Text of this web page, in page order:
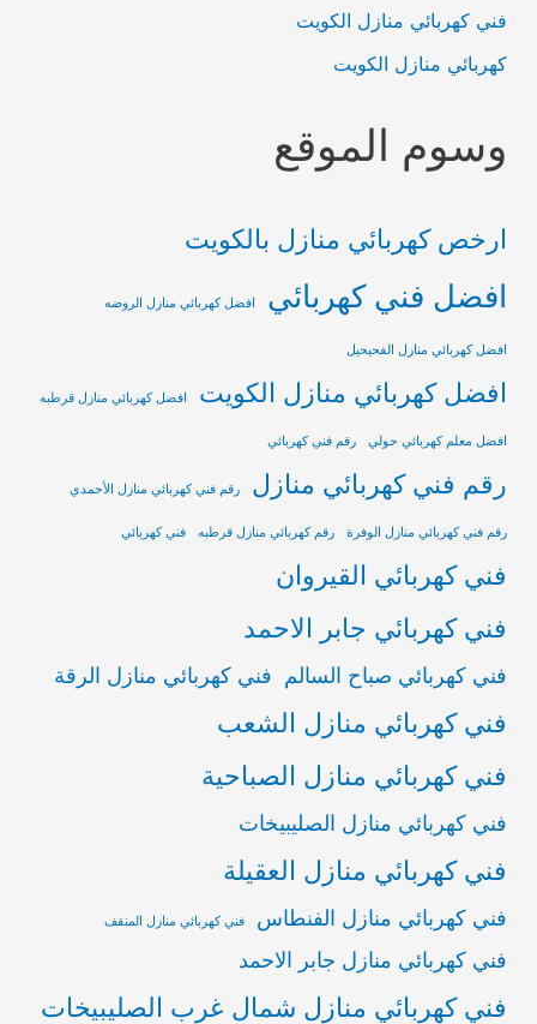
فني كهربائي منازل الكويت
كهربائي منازل الكويت
وسوم الموقع
ارخص كهربائي منازل بالكويت
افضل فني كهربائي افضل كهربائي منازل الروضه
افضل كهربائي منازل الفحيحيل
افضل كهربائي منازل الكويت افضل كهربائي منازل قرطبه
افضل معلم كهربائي حولي رقم فني كهربائي
رقم فني كهربائي منازل رقم فني كهربائي منازل الأحمدي
رقم فني كهربائي منازل الوفرة رقم كهربائي منازل قرطبه فني كهربائي
فني كهربائي القيروان
فني كهربائي جابر الاحمد
فني كهربائي صباح السالم فني كهربائي منازل الرقة
فني كهربائي منازل الشعب
فني كهربائي منازل الصباحية
فني كهربائي منازل الصليبيخات
فني كهربائي منازل العقيلة
فني كهربائي منازل الفنطاس فني كهربائي منازل المنقف
فني كهربائي منازل جابر الاحمد
فني كهربائي منازل شمال غرب الصليبيخات